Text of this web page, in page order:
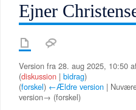
Ejner
Version fra 28. aug 2025, 10:50
(diskussion |bidrag)
(forskel) ←Ældre version |
version→ (forskel)